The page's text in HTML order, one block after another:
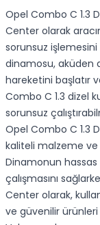
Opel Combo C 1.3
Center olarak
sorunsuz
dinamosu, aküden
hareketini başlatır
Combo C 1.3 dizel
sorunsuz
Opel Combo C 1.3
kaliteli malzeme ve
Dinamonun
çalışmasını
Center olarak,
ve güvenilir